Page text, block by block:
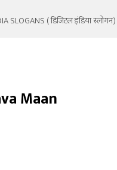
SLOGANS ( डिजिटल इंडिया स्लोगन)
Maan